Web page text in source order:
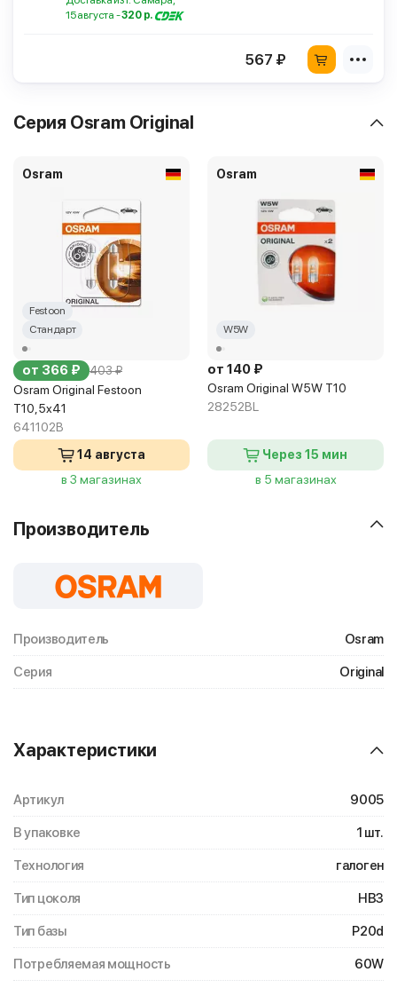
15 августа -320 р.
567 ₽
Серия Osram Original
Osram
Festoon
Стандарт
от 366 ₽ 403 ₽
Osram Original Festoon
T10,5x41
641102B
14 августа
в 3 магазинах
Osram
W5W
от 140 ₽
Osram Original W5W T10
28252BL
Через 15 мин
в 5 магазинах
Производитель
Производитель Osram
Серия Original
Характеристики
Артикул 9005
В упаковке 1 шт.
Технология галоген
Тип цоколя HB3
Тип базы P20d
Потребляемая мощность 60W